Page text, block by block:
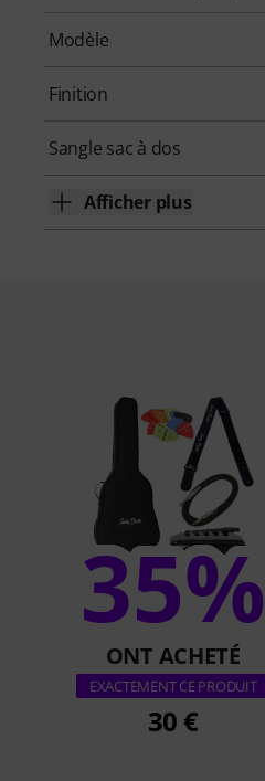
Modèle
Finition
Sangle sac à dos
Afficher plus
35%
ONT ACHETÉ
EXACTEMENT CE PRODUIT
30 €